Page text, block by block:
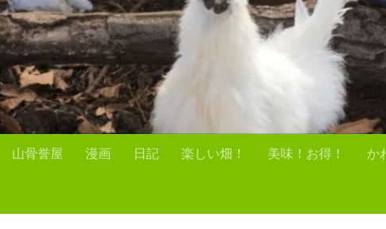
山骨誉屋 漫画 日記 楽しい畑！ 美味！お得！ か